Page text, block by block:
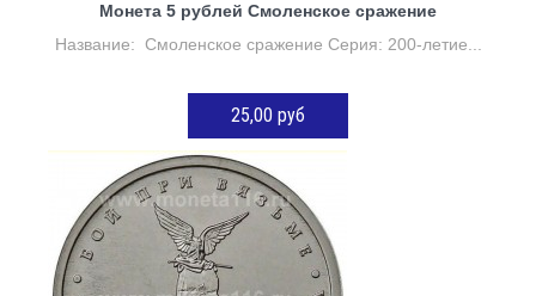
Монета 5 рублей Смоленское сражение
Название: Смоленское сражение Серия: 200-летие...
25,00 руб
ДОБАВИТЬ В КОРЗИНУ